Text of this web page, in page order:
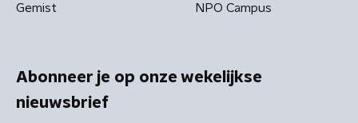
Gemist NPO Campus
Abonneer je op onze wekelijkse
nieuwsbrief